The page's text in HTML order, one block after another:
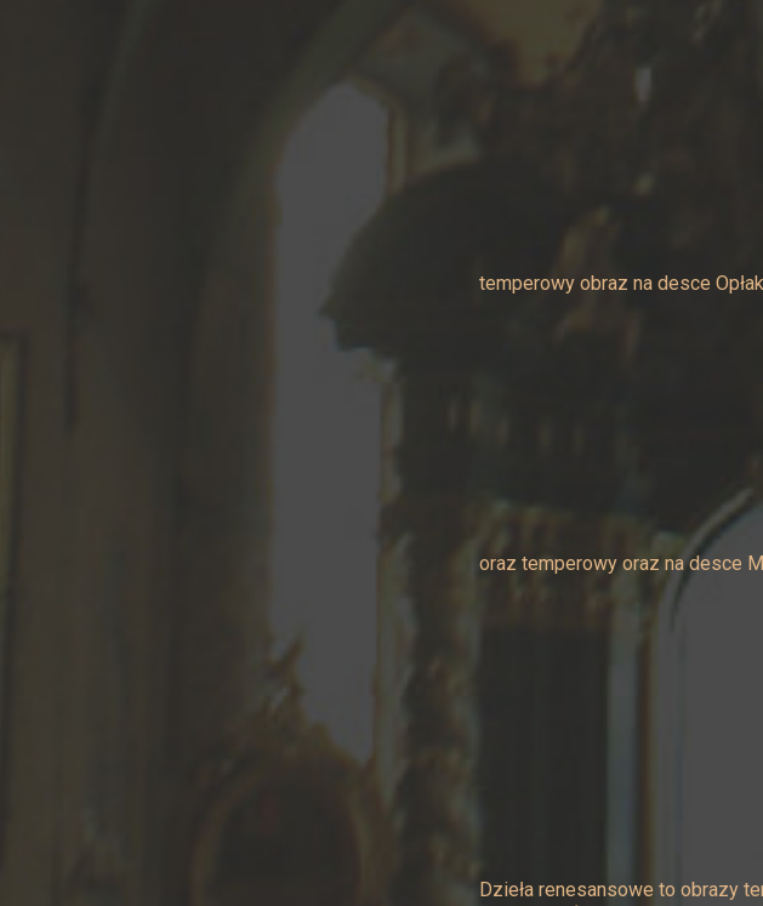
temperowy obraz na desce
oraz temperowy oraz na desce
Dzieła renesansowe to obrazy